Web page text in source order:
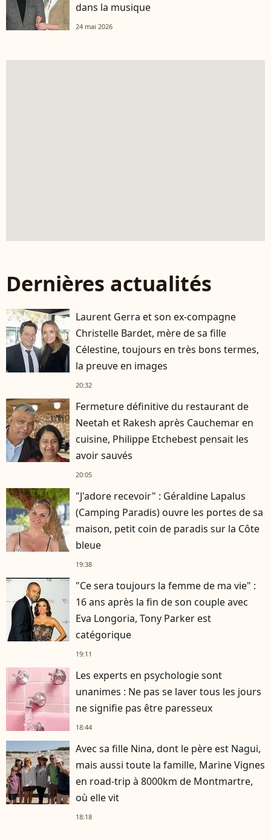
dans la musique
24 mai 2026
Dernières actualités
Laurent Gerra et son ex-compagne
Christelle Bardet, mère de sa fille
Célestine, toujours en très bons termes,
la preuve en images
20:32
Fermeture définitive du restaurant de
Neetah et Rakesh après Cauchemar en
cuisine, Philippe Etchebest pensait les
avoir sauvés
20:05
"J'adore recevoir" : Géraldine Lapalus
(Camping Paradis) ouvre les portes de sa
maison, petit coin de paradis sur la Côte
bleue
19:38
"Ce sera toujours la femme de ma vie" :
16 ans après la fin de son couple avec
Eva Longoria, Tony Parker est
catégorique
19:11
Les experts en psychologie sont
unanimes : Ne pas se laver tous les jours
ne signifie pas être paresseux
18:44
Avec sa fille Nina, dont le père est Nagui,
mais aussi toute la famille, Marine Vignes
en road-trip à 8000km de Montmartre,
où elle vit
18:18